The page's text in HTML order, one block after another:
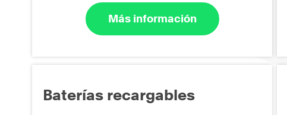
Más información
Baterías recargables